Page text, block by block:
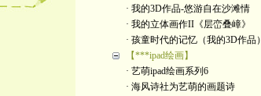
· 我的3D作品-悠游自在沙滩情
· 我的立体画作II《层峦叠嶂》
· 孩童时代的记忆（我的3D作品）
【***ipad绘画】
· 艺萌ipad绘画系列6
· 海风诗社为艺萌的画题诗